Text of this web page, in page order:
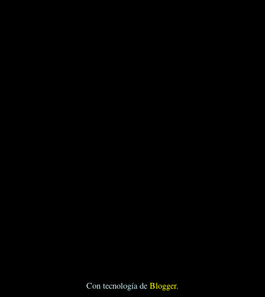
Con tecnología de Blogger.